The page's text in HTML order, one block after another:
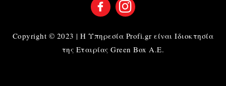
Copyright © 2023 | Η Υπηρεσία Profi.gr είναι Ιδιοκτησία
της Εταιρίας Green Box A.E.